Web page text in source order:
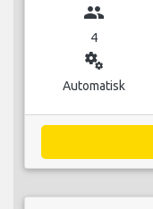
group
4
miscellaneous_services
Automatisk